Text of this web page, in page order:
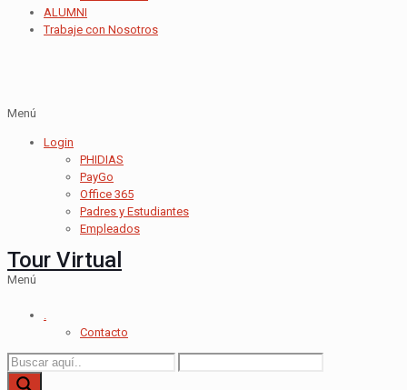
ALUMNI
Trabaje con Nosotros
Menú
Login
PHIDIAS
PayGo
Office 365
Padres y Estudiantes
Empleados
Tour Virtual
Menú
.
Contacto